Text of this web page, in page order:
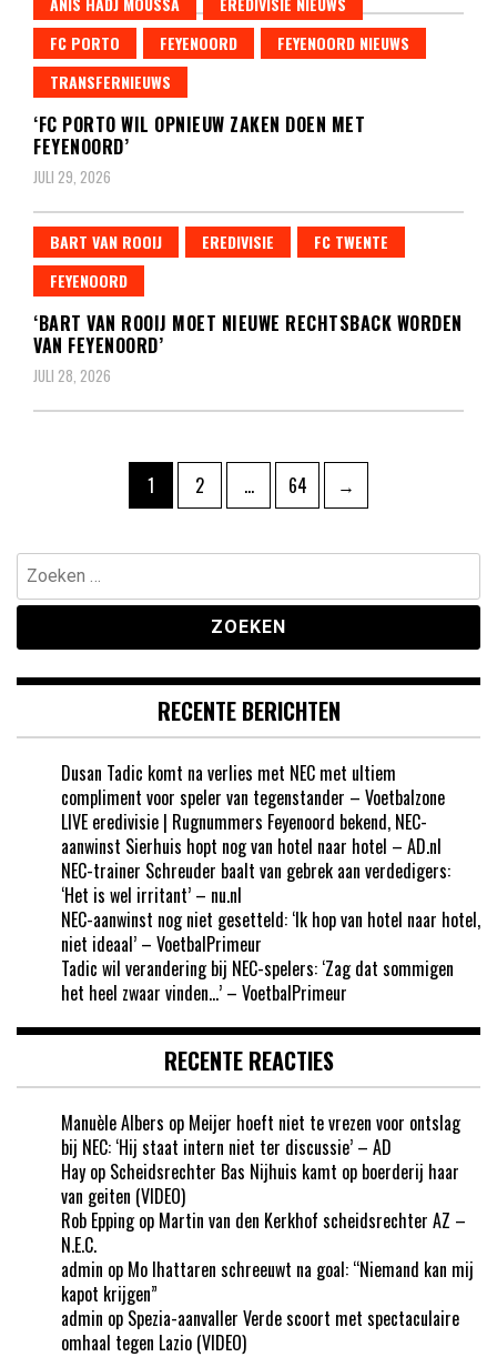
FC PORTO
FEYENOORD
FEYENOORD NIEUWS
TRANSFERNIEUWS
‘FC PORTO WIL OPNIEUW ZAKEN DOEN MET
FEYENOORD’
JULI 29, 2026
BART VAN ROOIJ EREDIVISIE
FC TWENTE
FEYENOORD
‘BART VAN ROOIJ MOET NIEUWE RECHTSBACK WORDEN
VAN FEYENOORD’
JULI 28, 2026
paginering
Pagina
1 Pagina
2 … Pagina
64 →
Zoeken
naar:
RECENTE BERICHTEN
Dusan Tadic komt na verlies met NEC met ultiem
compliment voor speler van tegenstander – Voetbalzone
LIVE eredivisie | Rugnummers Feyenoord bekend, NEC-
aanwinst Sierhuis hopt nog van hotel naar hotel – AD.nl
NEC-trainer Schreuder baalt van gebrek aan verdedigers:
‘Het is wel irritant’ – nu.nl
NEC-aanwinst nog niet gesetteld: ‘Ik hop van hotel naar hotel,
niet ideaal’ – VoetbalPrimeur
Tadic wil verandering bij NEC-spelers: ‘Zag dat sommigen
het heel zwaar vinden…’ – VoetbalPrimeur
RECENTE REACTIES
Manuèle Albers op Meijer hoeft niet te vrezen voor ontslag
bij NEC: ‘Hij staat intern niet ter discussie’ – AD
Hay op Scheidsrechter Bas Nijhuis kamt op boerderij haar
van geiten (VIDEO)
Rob Eppingop Martin van den Kerkhof scheidsrechter AZ –
N.E.C.
admin op Mo Ihattaren schreeuwt na goal: “Niemand kan mij
kapot krijgen”
admin op Spezia-aanvaller Verde scoort met spectaculaire
omhaal tegen Lazio (VIDEO)